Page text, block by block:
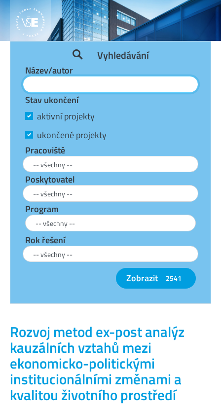
Rozvoj metod ex-post analýz
kauzálních vztahů mezi
ekonomicko-politickými
institucionálními změnami a
kvalitou životního prostředí
Vyhledávání
Název/autor
Stav ukončení
aktivní projekty
ukončené projekty
Pracoviště
Poskytovatel
Program
Rok řešení
Zobrazit 2541